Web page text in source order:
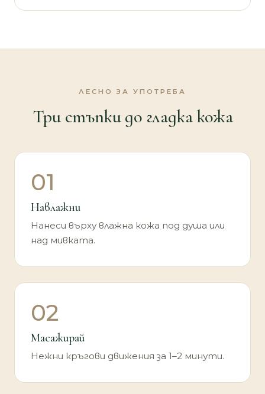
ЛЕСНО ЗА УПОТРЕБА
Три стъпки до гладка кожа
01
Навлажни
Нанеси върху влажна кожа под душа или
над мивката.
02
Масажирай
Нежни кръгови движения за 1–2 минути.